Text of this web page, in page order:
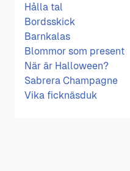
Hålla tal
Bordsskick
Barnkalas
Blommor som present
När är Halloween?
Sabrera Champagne
Vika ficknäsduk